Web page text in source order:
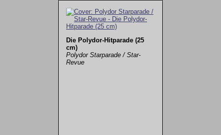
Die Polydor-Hitparade (25
cm)
Polydor Starparade / Star-
Revue